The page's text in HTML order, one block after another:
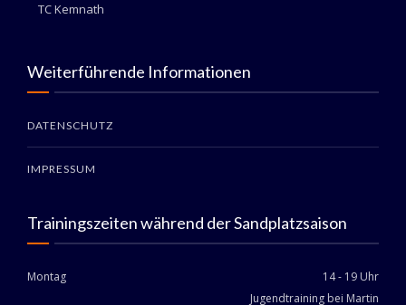
TC Kemnath
Weiterführende Informationen
DATENSCHUTZ
IMPRESSUM
Trainingszeiten während der Sandplatzsaison
Montag
14 - 19 Uhr
Jugendtraining bei Martin